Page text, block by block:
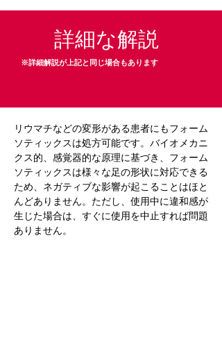
詳細な解説
※詳細解説が上記と同じ場合もあります
リウマチなどの変形がある患者にもフォーム
ソティックスは処方可能です。バイオメカニ
クス的、感覚器的な原理に基づき、フォーム
ソティックスは様々な足の形状に対応できる
ため、ネガティブな影響が起こることはほと
んどありません。ただし、使用中に違和感が
生じた場合は、すぐに使用を中止すれば問題
ありません。